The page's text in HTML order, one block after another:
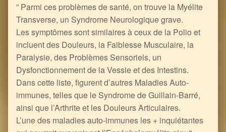
” Parmi ces problèmes de santé, on trouve la Myélite
Transverse, un Syndrome Neurologique grave.
Les symptômes sont similaires à ceux de la Polio et
incluent des Douleurs, la Faiblesse Musculaire, la
Paralysie, des Problèmes Sensoriels, un
Dysfonctionnement de la Vessie et des Intestins.
Dans cette liste, figurent d’autres Maladies Auto-
immunes, telles que le Syndrome de Guillain-Barré,
ainsi que l’Arthrite et les Douleurs Articulaires.
L’une des maladies auto-immunes les + inquiétantes